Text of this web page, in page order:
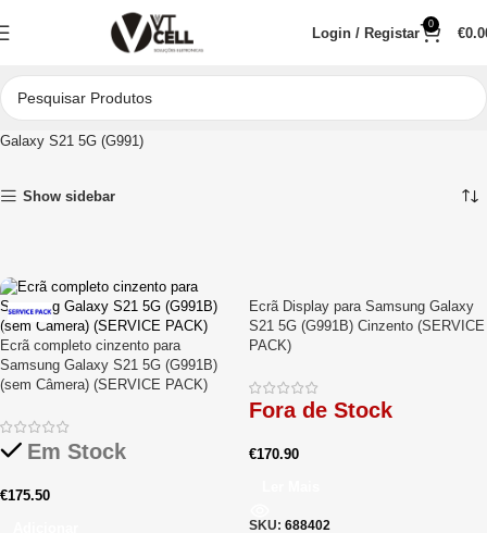
Login / Registar
0
€
Início Peças para Reparações Telemóveis Samsung Galaxy S
Galaxy S21 5G (G991)
Show sidebar
Ecrã completo cinzento para
Samsung Galaxy S21 5G (G991B)
(sem Câmera) (SERVICE PACK)
Em Stock
€175.50
Ecrã Display para Samsung Galaxy
S21 5G (G991B) Cinzento (SERVICE
PACK)
Fora de Stock
€170.90
SKU: 688402